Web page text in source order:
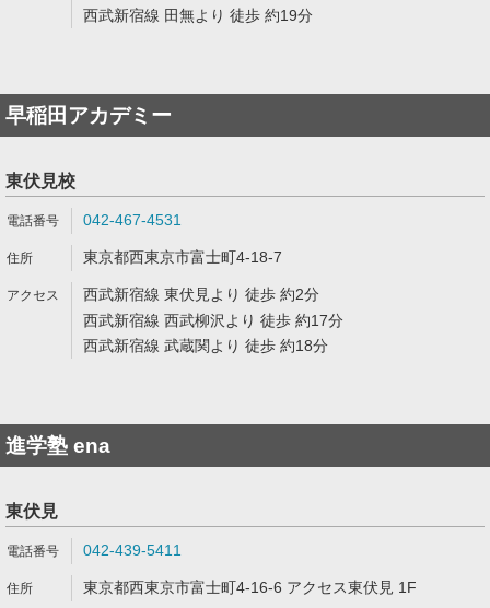
西武新宿線 田無より 徒歩 約19分
早稲田アカデミー
東伏見校
042-467-4531
東京都西東京市富士町4-18-7
西武新宿線 東伏見より 徒歩 約2分
西武新宿線 西武柳沢より 徒歩 約17分
西武新宿線 武蔵関より 徒歩 約18分
進学塾 ena
東伏見
042-439-5411
東京都西東京市富士町4-16-6 アクセス東伏見 1F